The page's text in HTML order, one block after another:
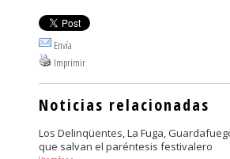
Envía
Imprimir
Noticias relacionadas
Los Delinqüentes, La Fuga,
que salvan el paréntesis festivalero